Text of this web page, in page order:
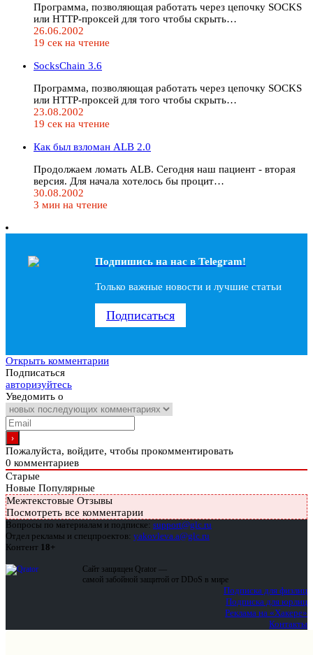
Программа, позволяющая работать через цепочку SOCKS
или HTTP-проксей для того чтобы скрыть…
26.06.2002
19 сек на чтение
SocksChain 3.6
Программа, позволяющая работать через цепочку SOCKS
или HTTP-проксей для того чтобы скрыть…
23.08.2002
19 сек на чтение
Как был взломан ALB 2.0
Продолжаем ломать ALB. Сегодня наш пациент - вторая
версия. Для начала хотелось бы процит…
30.08.2002
3 мин на чтение
Подпишись на наc в Telegram!
Только важные новости и лучшие статьи
Подписаться
Открыть комментарии
Подписаться
авторизуйтесь
Уведомить о
Пожалуйста, войдите, чтобы прокомментировать
0 комментариев
Старые
Новые Популярные
Межтекстовые Отзывы
Посмотреть все комментарии
Вопросы по материалам и подписке: support@glc.ru
Отдел рекламы и спецпроектов: yakovleva.a@glc.ru
Контент 18+
Сайт защищен Qrator —
самой забойной защитой от DDoS в мире
Подписка для физлиц
Подписка для юрлиц
Реклама на «Хакере»
Контакты